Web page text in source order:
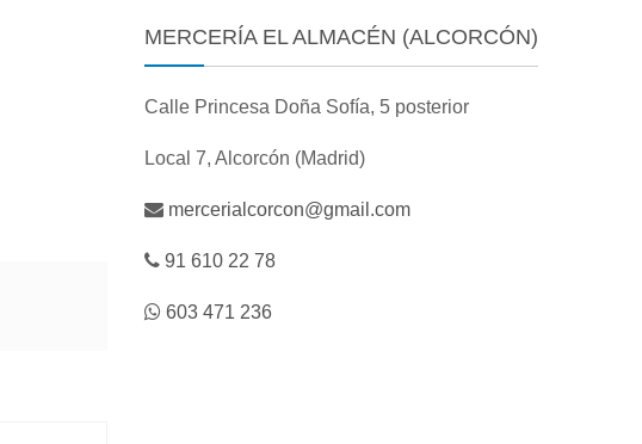
MERCERÍA EL ALMACÉN (ALCORCÓN)
Calle Princesa Doña Sofía, 5 posterior
Local 7, Alcorcón (Madrid)
mercerialcorcon@gmail.com
91 610 22 78
603 471 236